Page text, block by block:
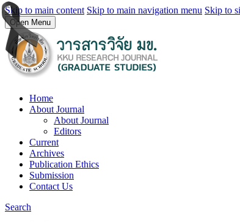
Skip to main content Skip to main navigation menu Skip to
Open Menu
Home
About Journal
About Journal
Editors
Current
Archives
Publication Ethics
Submission
Contact Us
Search